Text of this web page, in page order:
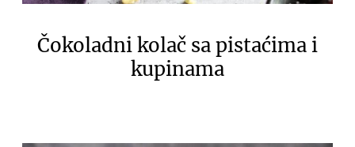
Čokoladni kolač sa pistaćima i
kupinama